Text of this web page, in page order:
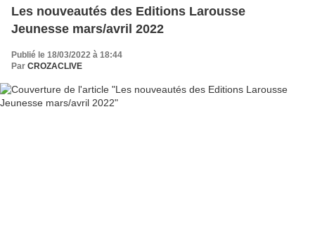
Les nouveautés des Editions Larousse
Jeunesse mars/avril 2022
Publié le 18/03/2022 à 18:44
Par CROZACLIVE